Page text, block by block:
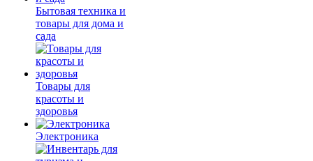
Бытовая техника и
товары для дома и
сада
Товары для
красоты и
здоровья
Электроника